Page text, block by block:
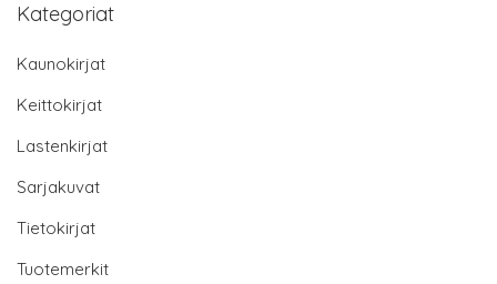
Kategoriat
Kaunokirjat
Keittokirjat
Lastenkirjat
Sarjakuvat
Tietokirjat
Tuotemerkit